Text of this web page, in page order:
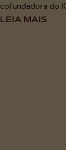
cofundadora do
LEIA MAIS